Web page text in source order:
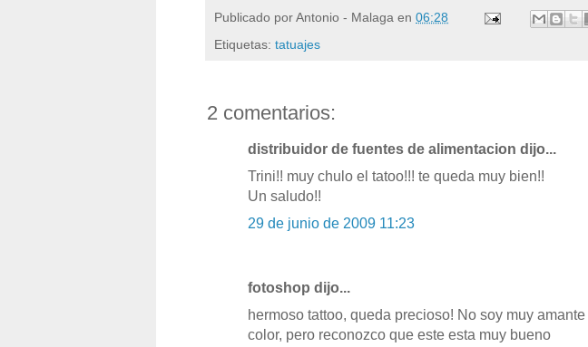
Publicado porAntonio - Malaga en 06:28
Etiquetas: tatuajes
2 comentarios:
distribuidor de fuentes de alimentacion dijo...
Trini!! muy chulo el tatoo!!! te queda muy bien!!
Un saludo!!
29 de junio de 2009 11:23
fotoshop dijo...
hermoso tattoo, queda precioso! No soy muy
color, pero reconozco que este esta muy bueno